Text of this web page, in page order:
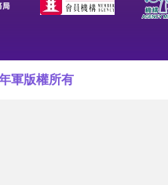
軍版權所有